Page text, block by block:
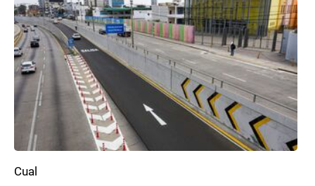
Cual